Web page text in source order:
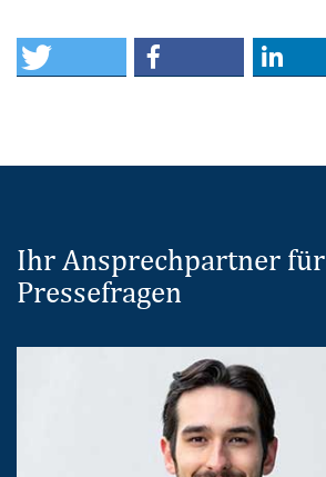
Ihr Ansprechpartner für
Pressefragen